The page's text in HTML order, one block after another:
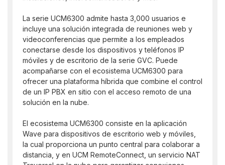
La serie UCM6300 admite hasta 3,000 usuarios e
incluye una solución integrada de reuniones web y
videoconferencias que permite a los empleados
conectarse desde los dispositivos y teléfonos IP
móviles y de escritorio de la serie GVC. Puede
acompañarse con el ecosistema UCM6300 para
ofrecer una plataforma híbrida que combine el control
de un IP PBX en sitio con el acceso remoto de una
solución en la nube.
El ecosistema UCM6300 consiste en la aplicación
Wave para dispositivos de escritorio web y móviles,
la cual proporciona un punto central para colaborar a
distancia, y en UCM RemoteConnect, un servicio NAT